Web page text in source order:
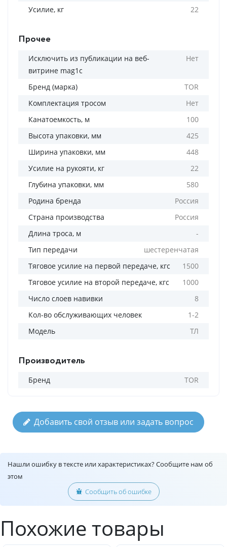
Усилие, кг
22
Прочее
Исключить из публикации на веб-
витрине mag1c
Нет
Бренд (марка)
TOR
Комплектация тросом
Нет
Канатоемкость, м
100
Высота упаковки, мм
425
Ширина упаковки, мм
448
Усилие на рукояти, кг
22
Глубина упаковки, мм
580
Родина бренда
Россия
Страна производства
Россия
Длина троса, м
-
Тип передачи
шестеренчатая
Тяговое усилие на первой передаче, кгс
1500
Тяговое усилие на второй передаче, кгс
1000
Число слоев навивки
8
Кол-во обслуживающих человек
1-2
Модель
ТЛ
Производитель
Бренд TOR
Добавить свой отзыв или задать вопрос
Нашли ошибку в тексте или характеристиках? Сообщите нам об
этом
Сообщить об ошибке
Похожие товары